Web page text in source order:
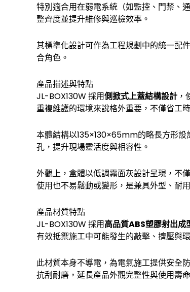
特別適合用在弱電系統（如監控、門禁、
整齊度並提升維修與巡檢效率。
其標準化設計可作為工程規劃中的統一配
合角色。
產品描述與特點
JL-BOX130W 採用側掀式上蓋結構設計
重複維護的環境來說格外重要，不僅省工
本體結構以135×130×65mm的略長方形
孔，提升現場靈活度與相容性。
外觀上，盒體以低調霧面灰設計呈現，不
使用也不易鬆動或變形，是兼具外型、耐
產品材質特點
JL-BOX130W 採用高品質ABS塑膠射出成
有效抵禦施工中可能發生的敲擊、擠壓與
此材質本身不導電，為電氣施工提供安全
抗刮耐磨，延長產品外觀完整性與使用壽